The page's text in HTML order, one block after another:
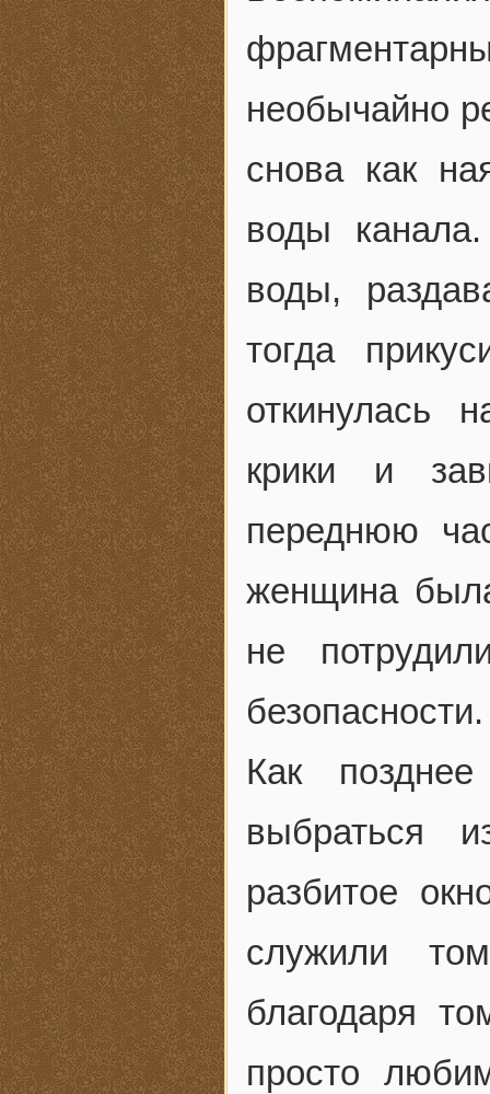
необычайно
снова как
воды
воды,
тогда
откинулась
крики и
переднюю
женщина
не
безопасности.
Как
выбраться
разбитое
служили
благодаря
просто